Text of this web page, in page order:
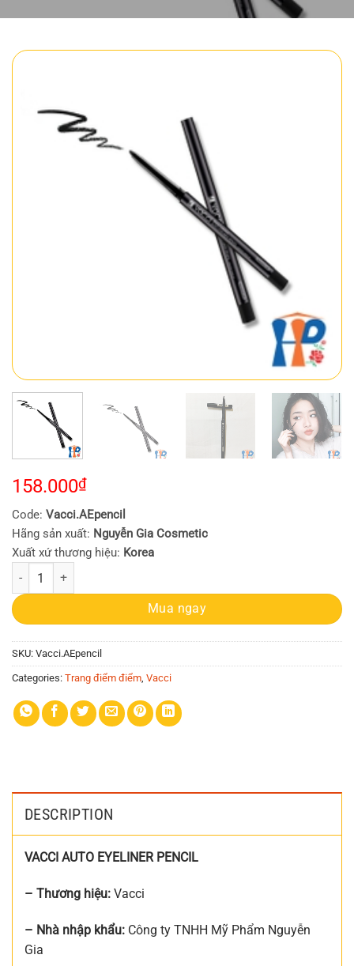
158.000₫
Code: Vacci.AEpencil
Hãng sản xuất: Nguyễn Gia Cosmetic
Xuất xứ thương hiệu: Korea
Chì mí định hình Vacci Auto Eyeliner Pencil (gel mềm, dễ vẽ, bền màu
Mua ngay
SKU: Vacci.AEpencil
Categories: Trang điểm điểm, Vacci
DESCRIPTION
VACCI AUTO EYELINER PENCIL
– Thương hiệu: Vacci
– Nhà nhập khẩu: Công ty TNHH Mỹ Phẩm Nguyễn
Gia